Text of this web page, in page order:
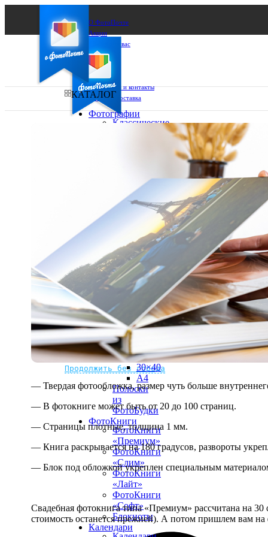
О ФотоПочте
Акции
Сделаем за вас
Бизнесу
FAQ
Франшиза
Поддержка и контакты
Оплата и доставка
Выберите из списка:
Не нашли Ваш город?
Мы доставляем по всему миру
Продолжить без города
КАТАЛОГ
Фотографии
Классические
15х20
20х30
30х40
А4
Фото
в
рамке
10х10
10×15
13×18
15×15
15×20
30×30
30×40
A4
Полоски
из
ФотоБудки
ФотоКниги
ФотоКниги
«Премиум»
ФотоКниги
«Слим»
ФотоКниги
«Лайт»
ФотоКниги
«Софт»
Блокноты
Календари
— Твердая фотообложка, размер чуть больше
— В фотокниге может быть от 20 до 100 страниц.
— Страницы плотные, толщина 1 мм.
— Книга раскрывается на 180 градусов, развороты
— Блок под обложкой укреплен специальным
Свадебная фотокнига типа «Премиум» рассчитана на
стоимость останется прежней). А потом пришлем вам на